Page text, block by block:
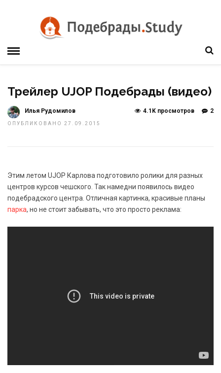
Трейлер UJOP Подебрады (видео)
Илья Рудомилов
ОПУБЛИКОВАНО 27.09.2015
2
4.1K просмотров
Этим летом UJOP Карлова подготовило ролики для разных
центров курсов чешского. Так намедни появилось видео
подебрадского центра. Отличная картинка, красивые планы
парка, но не стоит забывать, что это просто реклама: